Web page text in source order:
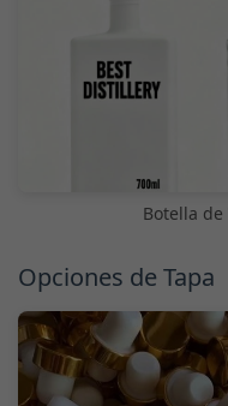
Botella
Opciones de Tapa